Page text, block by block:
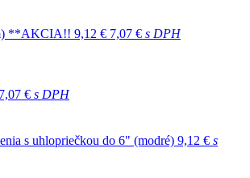
**AKCIA!! 9,12 € 7,07 € s DPH
7,07 € s DPH
s uhlopriečkou do 6" (modré) 9,12 € s